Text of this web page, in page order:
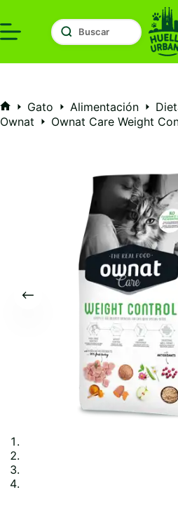
al
contenido
Inicio
Gato Alimentación
Ownat
Ownat Care Weight